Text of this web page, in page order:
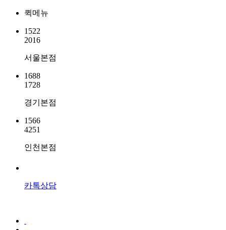
퀵메뉴
1522
2016
서울본점
1688
1728
경기본점
1566
4251
인천본점
카톡상담